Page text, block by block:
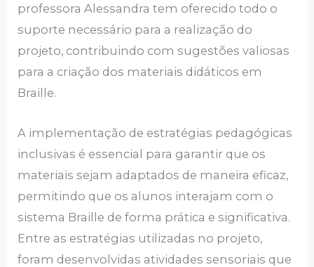
professora Alessandra tem oferecido todo o
suporte necessário para a realização do
projeto, contribuindo com sugestões valiosas
para a criação dos materiais didáticos em
Braille.
A implementação de estratégias pedagógicas
inclusivas é essencial para garantir que os
materiais sejam adaptados de maneira eficaz,
permitindo que os alunos interajam com o
sistema Braille de forma prática e significativa.
Entre as estratégias utilizadas no projeto,
foram desenvolvidas atividades sensoriais que